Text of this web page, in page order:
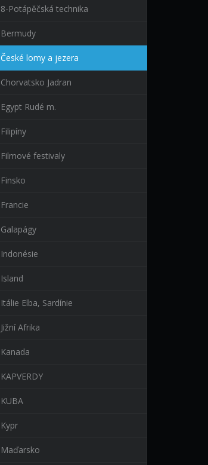
8-Potápěčská technika
Bermudy
České lomy a jezera
Chorvatsko Jadran
Egypt Rudé m.
Filipíny
Filmové festivaly
Finsko
Francie
Galapágy
Indonésie
Island
Itálie Elba, Sardínie
Jižní Afrika
Kanada
KAPVERDY
KUBA
Kypr
Maďarsko